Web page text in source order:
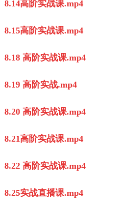
8.14高阶实战课.mp4
8.15高阶实战课.mp4
8.18 高阶实战课.mp4
8.19 高阶实战.mp4
8.20 高阶实战课.mp4
8.21高阶实战课.mp4
8.22 高阶实战课.mp4
8.25实战直播课.mp4